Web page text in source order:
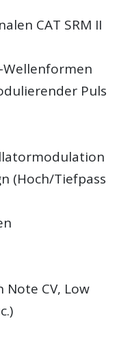
CAT SRM II
Puls
(Hoch/Tiefpass
Note CV, Low